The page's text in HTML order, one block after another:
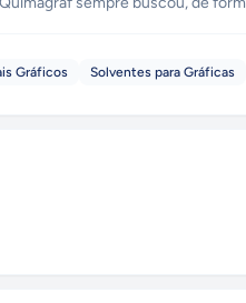
Gráficos Solventes para Gráficas